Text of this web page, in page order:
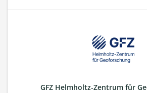
GFZ Helmholtz-Zentrum für